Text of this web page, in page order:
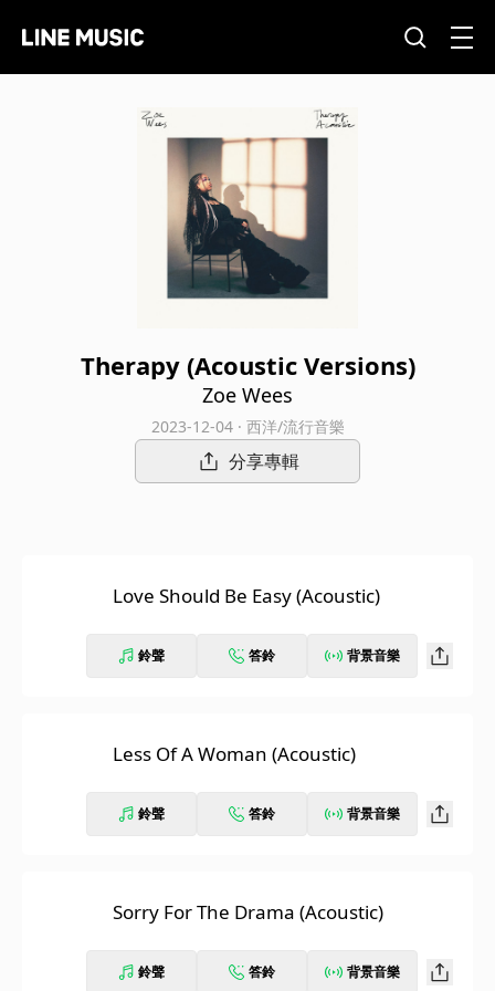
Therapy (Acoustic Versions)
Zoe Wees
2023-12-04 · 西洋/流行音樂
分享專輯
Love Should Be Easy (Acoustic)
鈴聲 答鈴 背景音樂
Less Of A Woman (Acoustic)
鈴聲 答鈴 背景音樂
Sorry For The Drama (Acoustic)
鈴聲 答鈴 背景音樂